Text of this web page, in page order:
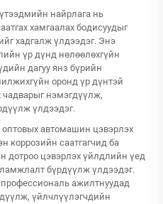
найрлага нь
хамгаалах бодисуудыг
хадгалж үлдээдэг. Энэ
үр дүнд нөлөөлөхгүйн
дагуу янз бүрийн
оронд үр дүнтэй
нэмэгдүүлж,
үлдээдэг.
автомашин цэвэрлэх
коррозийн саатгагчид ба
дотроо цэвэрлэх үйлдлийн үед
бүрдүүлж үлдээдэг.
ажилтнуудад
үйлчлүүлэгчдийн